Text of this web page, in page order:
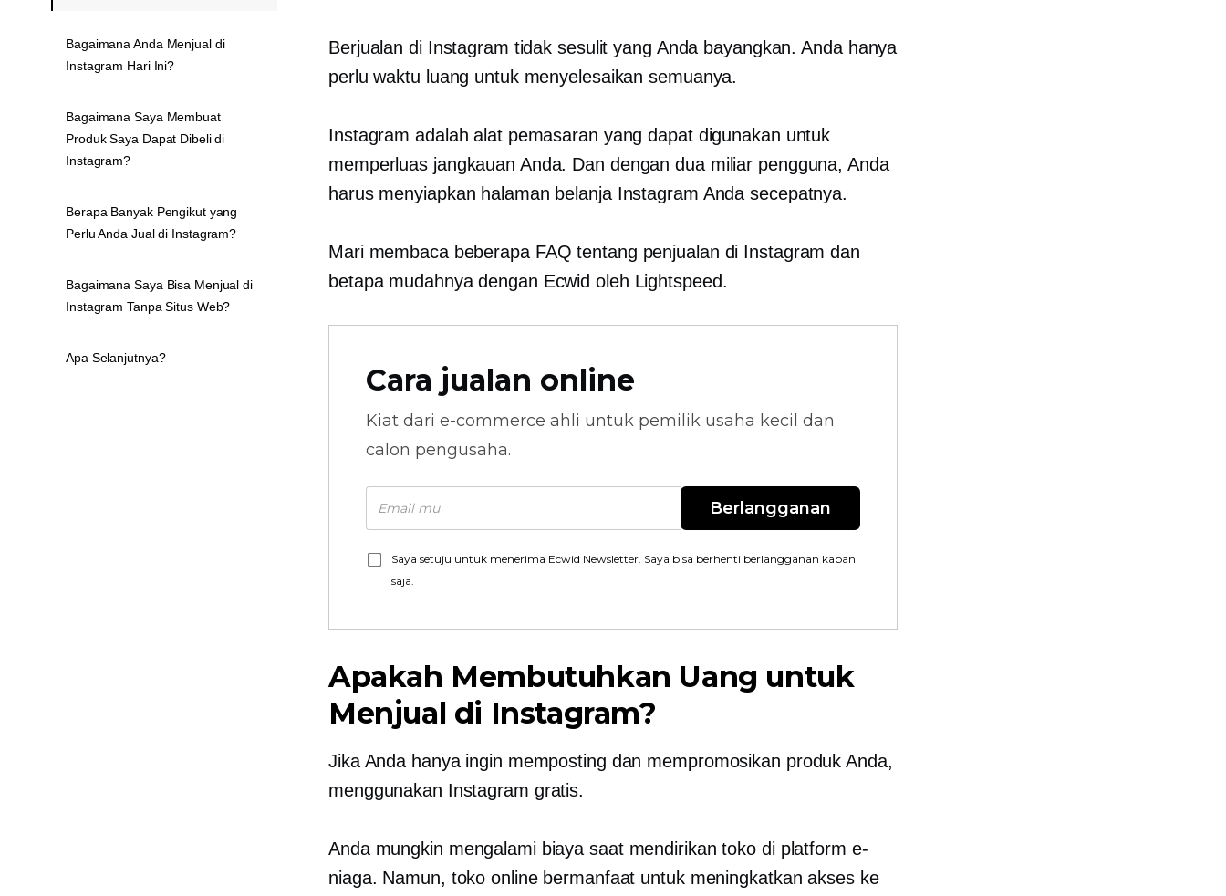
Berjualan di Instagram tidak sesulit yang Anda bayangkan. Anda hanya
perlu waktu luang untuk menyelesaikan semuanya.
Instagram adalah alat pemasaran yang dapat digunakan untuk
memperluas jangkauan Anda. Dan dengan dua miliar pengguna, Anda
harus menyiapkan halaman belanja Instagram Anda secepatnya.
Mari membaca beberapa FAQ tentang penjualan di Instagram dan
betapa mudahnya dengan Ecwid oleh Lightspeed.
Cara jualan online
Kiat dari e-commerce ahli untuk pemilik usaha kecil dan
calon pengusaha.
Berlangganan
Saya setuju untuk menerima Ecwid Newsletter. Saya bisa berhenti berlangganan kapan
saja.
Apakah Membutuhkan Uang untuk
Menjual di Instagram?
Jika Anda hanya ingin memposting dan mempromosikan produk Anda,
menggunakan Instagram gratis.
Anda mungkin mengalami biaya saat mendirikan toko di platform e-
niaga. Namun, toko online bermanfaat untuk meningkatkan akses ke
Bagaimana Anda Menjual di
Instagram Hari Ini?
Bagaimana Saya Membuat
Produk Saya Dapat Dibeli di
Instagram?
Berapa Banyak Pengikut yang
Perlu Anda Jual di Instagram?
Bagaimana Saya Bisa Menjual di
Instagram Tanpa Situs Web?
Apa Selanjutnya?